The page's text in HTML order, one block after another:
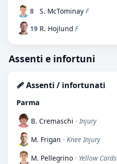
8
S. McTominay F
19 R. Hojlund F
Assenti e infortuni
🩹 Assenti / infortunati
Parma
B. Cremaschi · Injury
M. Frigan · Knee Injury
M. Pellegrino · Yellow Cards